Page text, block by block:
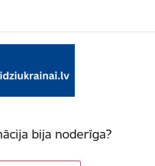
bija noderīga?